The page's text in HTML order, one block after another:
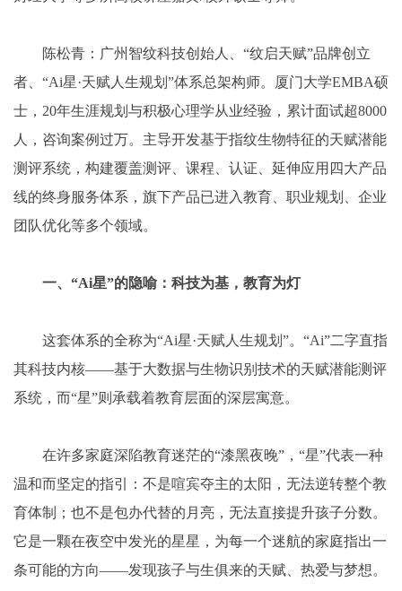
陈松青：广州智纹科技创始人、“纹启天赋”品牌创立
者、“Ai星·天赋人生规划”体系总架构师。厦门大学EMBA硕
士，20年生涯规划与积极心理学从业经验，累计面试超8000
人，咨询案例过万。主导开发基于指纹生物特征的天赋潜能
测评系统，构建覆盖测评、课程、认证、延伸应用四大产品
线的终身服务体系，旗下产品已进入教育、职业规划、企业
团队优化等多个领域。
一、“Ai星”的隐喻：科技为基，教育为灯
这套体系的全称为“Ai星·天赋人生规划”。“Ai”二字直指
其科技内核——基于大数据与生物识别技术的天赋潜能测评
系统，而“星”则承载着教育层面的深层寓意。
在许多家庭深陷教育迷茫的“漆黑夜晚”，“星”代表一种
温和而坚定的指引：不是喧宾夺主的太阳，无法逆转整个教
育体制；也不是包办代替的月亮，无法直接提升孩子分数。
它是一颗在夜空中发光的星星，为每一个迷航的家庭指出一
条可能的方向——发现孩子与生俱来的天赋、热爱与梦想。